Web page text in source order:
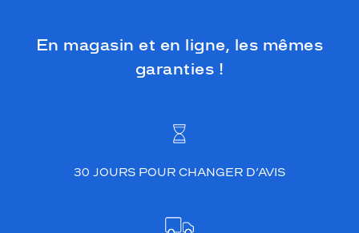
En magasin et en ligne, les mêmes
garanties !
30 JOURS POUR CHANGER D’AVIS